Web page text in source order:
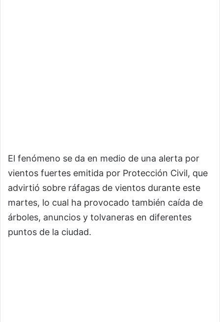
El fenómeno se da en medio de una alerta por
vientos fuertes emitida por Protección Civil, que
advirtió sobre ráfagas de vientos durante este
martes, lo cual ha provocado también caída de
árboles, anuncios y tolvaneras en diferentes
puntos de la ciudad.